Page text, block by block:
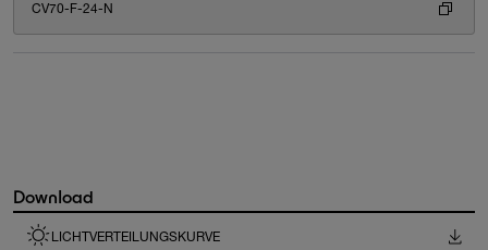
CV70-F-24-N
Download
LICHTVERTEILUNGSKURVE